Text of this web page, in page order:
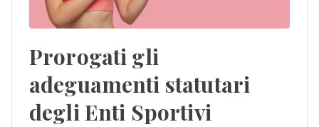
Prorogati gli
adeguamenti statutari
degli Enti Sportivi